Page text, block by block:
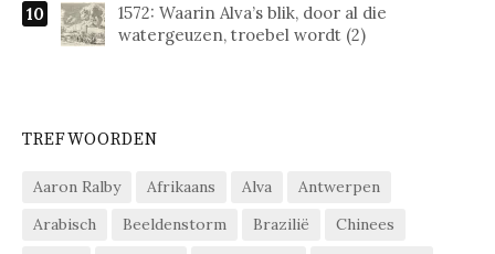
1572: Waarin Alva’s blik, door al die
watergeuzen, troebel wordt (2)
TREFWOORDEN
Aaron Ralby Afrikaans Alva
Antwerpen
Arabisch
Beeldenstorm Brazilië
Chinees